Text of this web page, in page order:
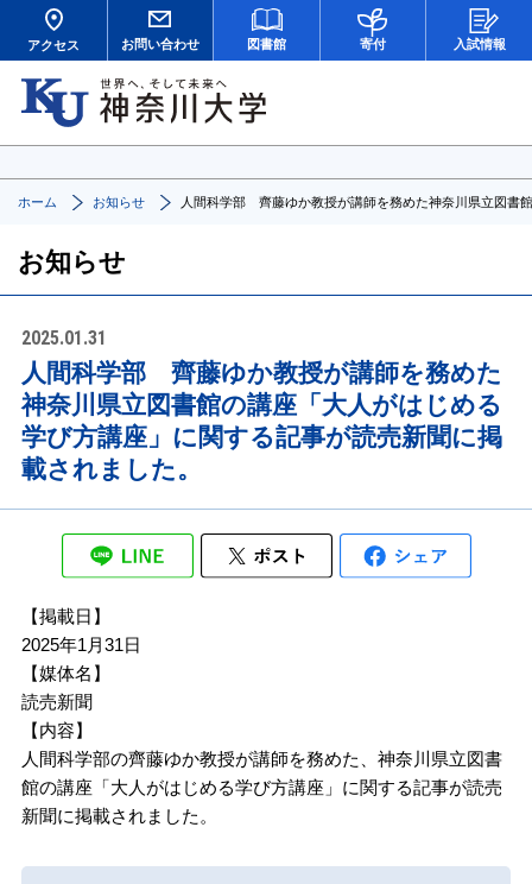
アクセス お問い合わせ 図書館 寄付 入試情報
ホーム お知らせ 人間科学部 齊藤ゆか教授が講師を務めた神奈川県立図書
お知らせ
2025.01.31
人間科学部 齊藤ゆか教授が講師を務めた
神奈川県立図書館の講座「大人がはじめる
学び方講座」に関する記事が読売新聞に掲
載されました。
【掲載日】
2025年1月31日
【媒体名】
読売新聞
【内容】
人間科学部の齊藤ゆか教授が講師を務めた、神奈川県立図書
館の講座「大人がはじめる学び方講座」に関する記事が読売
新聞に掲載されました。